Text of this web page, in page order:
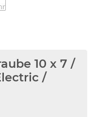
10 x 7 /
/